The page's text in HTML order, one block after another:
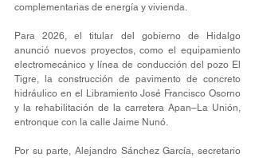
complementarias de energía y vivienda.
Para 2026, el titular del gobierno de Hidalgo
anunció nuevos proyectos, como el equipamiento
electromecánico y línea de conducción del pozo El
Tigre, la construcción de pavimento de concreto
hidráulico en el Libramiento José Francisco Osorno
y la rehabilitación de la carretera Apan–La Unión,
entronque con la calle Jaime Nunó.
Por su parte, Alejandro Sánchez García, secretario